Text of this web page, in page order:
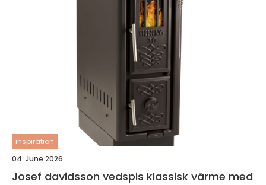
inspiration
04. June 2026
Josef davidsson vedspis klassisk värme med